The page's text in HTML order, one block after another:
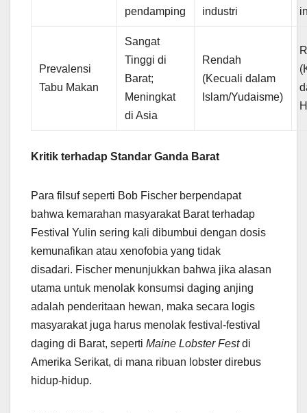
pendamping
industri
Prevalensi
Tabu Makan
Sangat
Tinggi di
Barat;
Meningkat
di Asia
Rendah
(Kecuali dalam
Islam/Yudaisme)
Kritik terhadap Standar Ganda Barat
Para filsuf seperti Bob Fischer berpendapat
bahwa kemarahan masyarakat Barat terhadap
Festival Yulin sering kali dibumbui dengan dosis
kemunafikan atau xenofobia yang tidak
disadari. Fischer menunjukkan bahwa jika alasan
utama untuk menolak konsumsi daging anjing
adalah penderitaan hewan, maka secara logis
masyarakat juga harus menolak festival-festival
daging di Barat, seperti Maine Lobster Festdi
Amerika Serikat, di mana ribuan lobster direbus
hidup-hidup.